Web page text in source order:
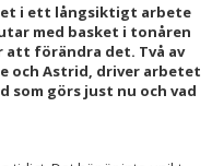
i ett långsiktigt arbete
med basket i tonåren
att förändra det. Två av
och Astrid, driver arbetet
som görs just nu och vad